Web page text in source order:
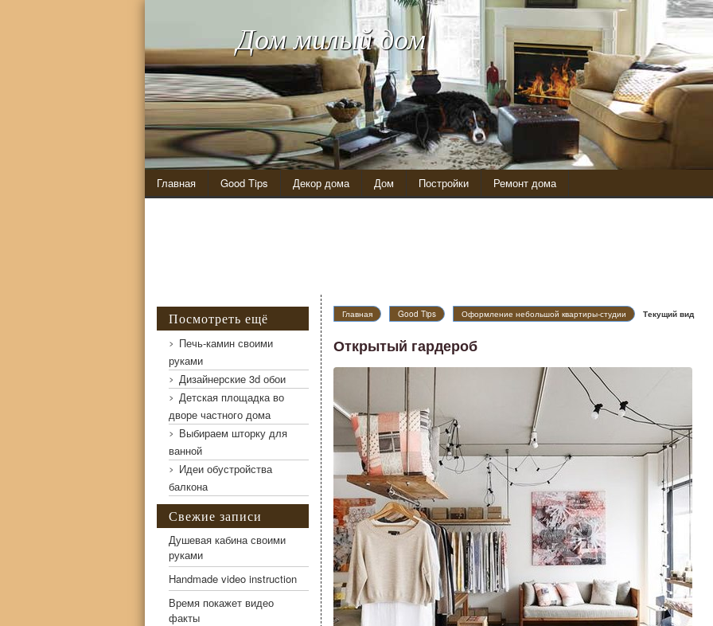
Дом милый дом
Главная Good Tips Декор дома Дом Постройки Ремонт дома
Главная Good Tips Оформление небольшой квартиры-студии Текущий вид
Открытый гардероб
Открытый гардероб
Посмотреть ещё
Печь-камин своими
руками
Дизайнерские 3d обои
Детская площадка во
дворе частного дома
Выбираем шторку для
ванной
Идеи обустройства
балкона
Свежие записи
Душевая кабина своими
руками
Handmade video instruction
Время покажет видео
факты